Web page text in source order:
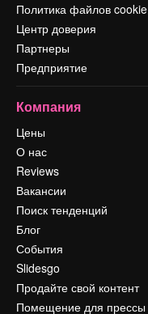
Политика файлов cookie
Центр доверия
Партнеры
Предприятие
Компания
Цены
О нас
Reviews
Вакансии
Поиск тенденций
Блог
События
Slidesgo
Продайте свой контент
Помещение для прессы